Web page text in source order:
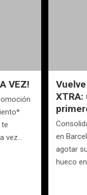
VEZ!
vez…
en
agotar
hueco